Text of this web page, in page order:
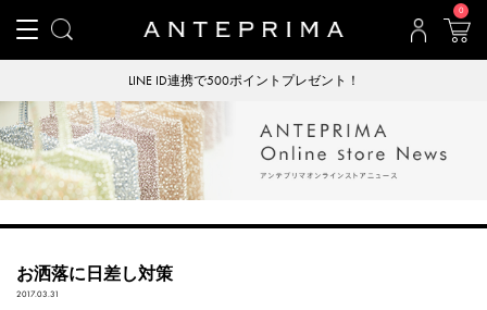
0
LINE ID連携で500ポイントプレゼント！
お洒落に日差し対策
2017.03.31